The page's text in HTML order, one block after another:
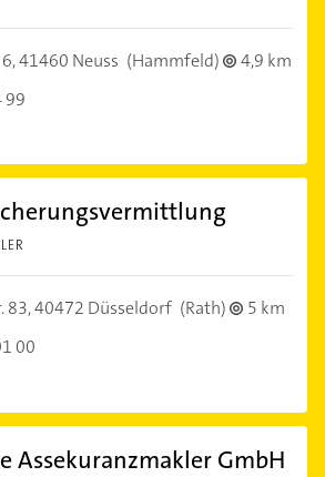
41460 Neuss (Hammfeld)
4,9 km
99
83,40472 Düsseldorf (Rath)
5 km
00
Assekuranzmakler GmbH